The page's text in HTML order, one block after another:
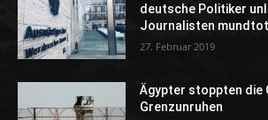
deutsche Politiker
Journalisten
27. Februar 2019
Ägypter stoppten die
Grenzunruhen